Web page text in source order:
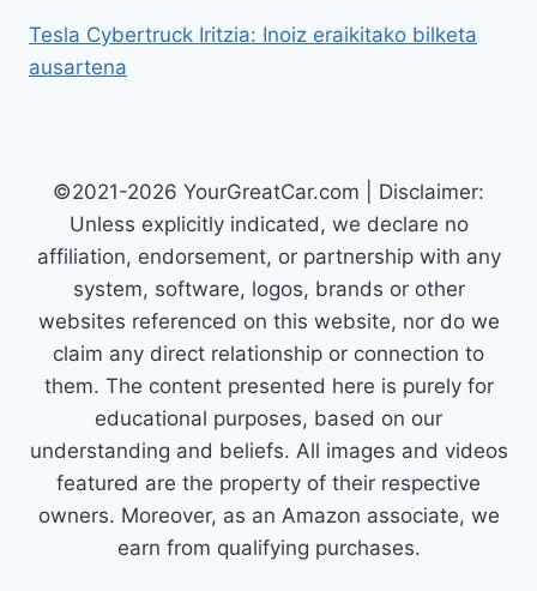
Tesla Cybertruck Iritzia: Inoiz eraikitako bilketa
ausartena
©2021-2026 YourGreatCar.com | Disclaimer:
Unless explicitly indicated, we declare no
affiliation, endorsement, or partnership with any
system, software, logos, brands or other
websites referenced on this website, nor do we
claim any direct relationship or connection to
them. The content presented here is purely for
educational purposes, based on our
understanding and beliefs. All images and videos
featured are the property of their respective
owners. Moreover, as an Amazon associate, we
earn from qualifying purchases.